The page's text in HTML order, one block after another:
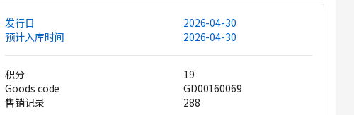
发行日
2026-04-30
预计入库时间
2026-04-30
积分
19
Goods code
GD00160069
售销记录
288